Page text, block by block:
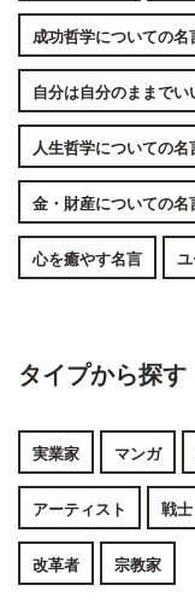
成功哲学についての名
自分は自分のままでい
人生哲学についての名
金・財産についての名
心を癒やす名言
タイプから探す
実業家 マンガ
アーティスト 戦士
改革者 宗教家